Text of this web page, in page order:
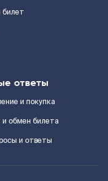
билет
ответы
и покупка
и обмен билета
и ответы